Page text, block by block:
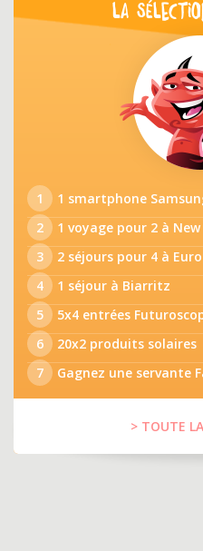
LA
1
1 smartphone
2
1 voyage pour 2 à
3
2 séjours pour 4 à
4
1 séjour à Biarritz
5
5x4 entrées
6
20x2 produits solaires
7
Gagnez une servante
> TOUTE